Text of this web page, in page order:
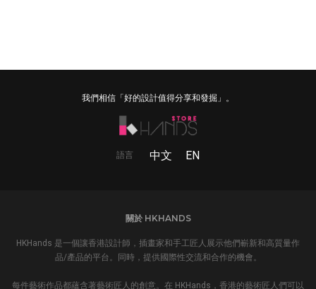
我們相信「好的設計值得分享和發掘」。
語言 中文 EN
關於 HKHANDS
HKHands 是一個讓香港設計師，插畫家和手工匠人展示他們嶄新和高質量作
品/產品的平台。同時，提供國際性交流和合作的機會。
每件藝術作品都蘊含著藝術匠人的創意。在 HKHands，香港的藝術匠人們可以